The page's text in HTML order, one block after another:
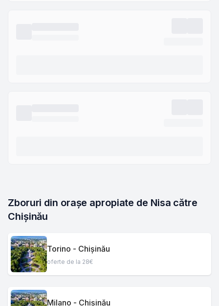
Zboruri din orașe apropiate de Nisa către
Chișinău
Torino - Chișinău
oferte de la 28€
Milano - Chișinău